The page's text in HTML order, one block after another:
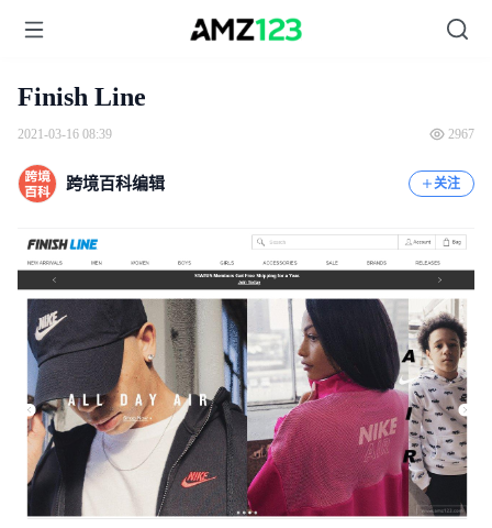
Finish Line
2021-03-16 08:39 2967
跨境百科编辑 关注